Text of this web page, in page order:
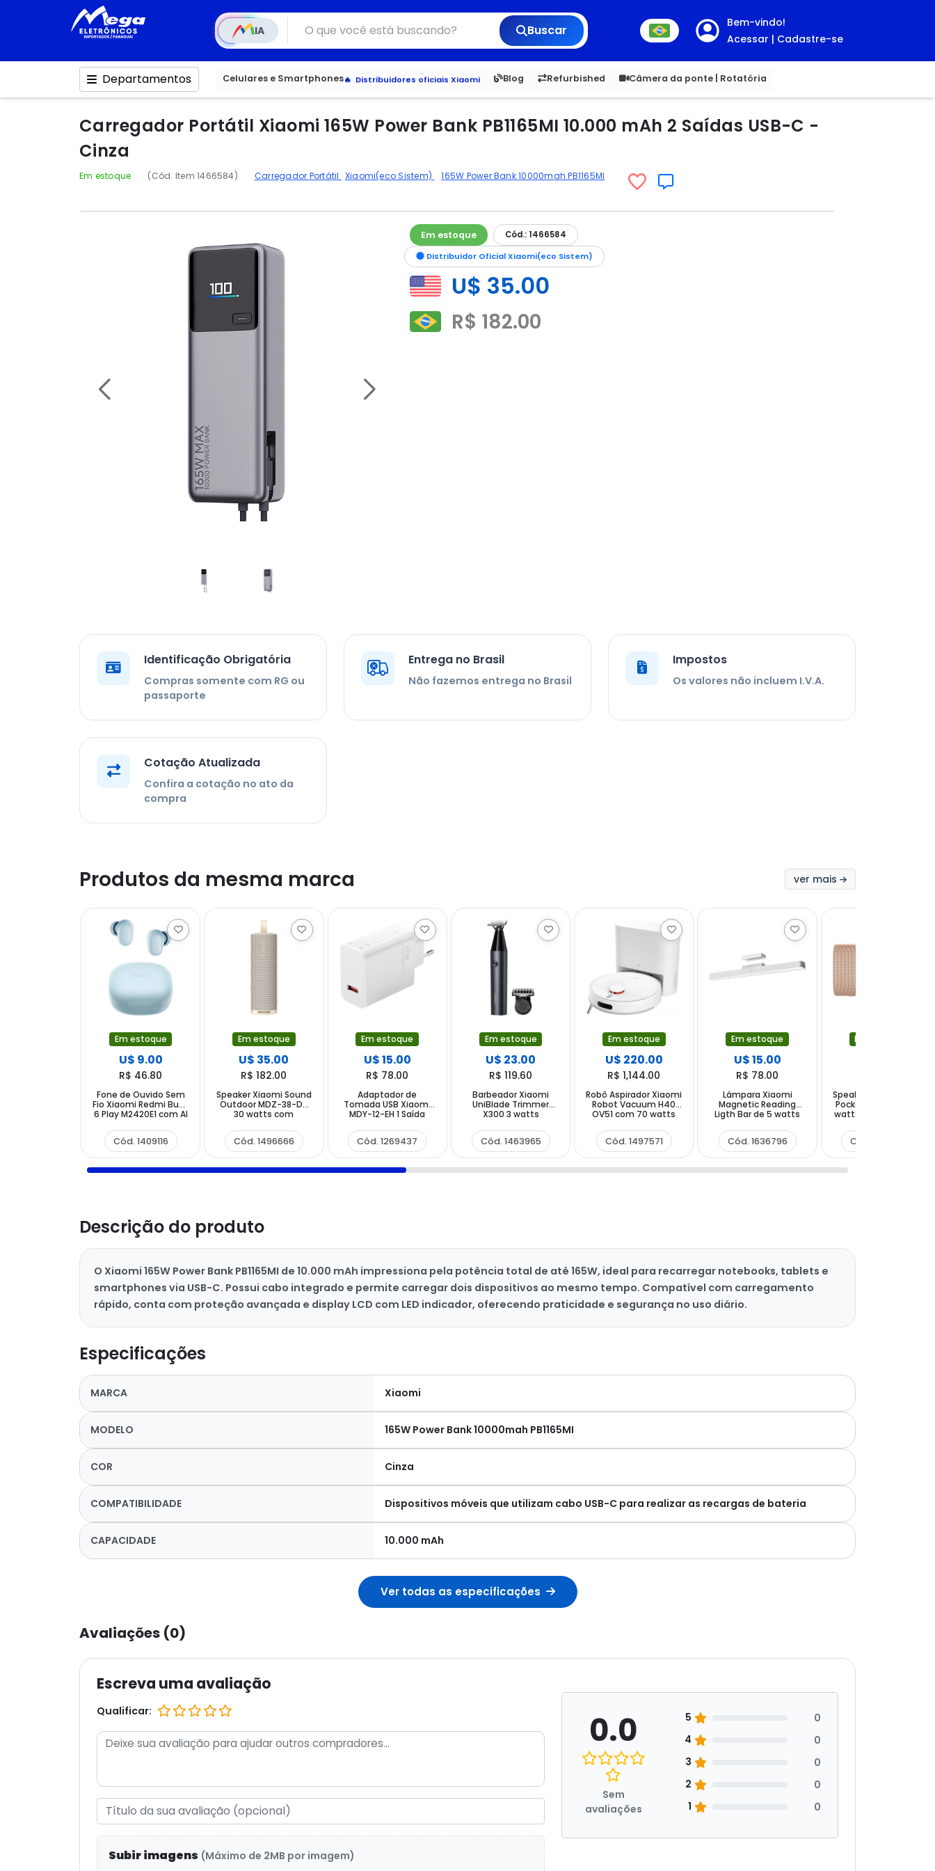
IA Buscar
Bem-vindo!
Acessar | Cadastre-se
Departamentos Celulares e Smartphones
Veja os Lançamentos
Distribuidores oficiais Xiaomi
Blog Refurbished Câmera da ponte | Rotatória
6,050 5.20 1,900 1.00
Carregador Portátil Xiaomi 165W Power Bank PB1165MI 10.000 mAh 2 Saídas USB-C -
Cinza
Em estoque (Cód. Item 1466584) Carregador Portátil Xiaomi(eco Sistem) 165W Power Bank 10000mah PB1165MI
Em estoque
Cód.: 1466584
Distribuidor Oficial Xiaomi(eco Sistem)
U$ 35.00
R$ 182.00
Identificação Obrigatória
Compras somente com RG ou
passaporte
Entrega no Brasil
Não fazemos entrega no Brasil
Impostos
Os valores não incluem I.V.A.
Cotação Atualizada
Confira a cotação no ato da
compra
Produtos da mesma marca ver mais
Em estoque
U$ 9.00
R$ 46.80
Fone de Ouvido Sem
Fio Xiaomi Redmi Buds
6 Play M2420E1 com AI
Cód. 1409116
Em estoque
U$ 35.00
R$ 182.00
Speaker Xiaomi Sound
Outdoor MDZ-38-DB
30 watts com
Cód. 1496666
Em estoque
U$ 15.00
R$ 78.00
Adaptador de
Tomada USB Xiaomi
MDY-12-EH 1 Saída
Cód. 1269437
Em estoque
U$ 23.00
R$ 119.60
Barbeador Xiaomi
UniBlade Trimmer
X300 3 watts
Cinza
Cód. 1463965
Em estoque
U$ 220.00
R$ 1,144.00
Robô Aspirador Xiaomi
Robot Vacuum H40
OV51 com 70 watts
- Branco
Cód. 1497571
Em estoque
U$ 15.00
R$ 78.00
Lámpara Xiaomi
Magnetic Reading
Ligth Bar de 5 watts
Branca
Cód. 1636796
Em estoque
Speaker Xiaomi Sound
Pocket MDZ-37-DB 5
watts com Bluetooth
Cód. 1496697
Descrição do produto
O Xiaomi 165W Power Bank PB1165MI de 10.000 mAh impressiona pela potência total de até 165W, ideal para recarregar notebooks, tablets e
smartphones via USB-C. Possui cabo integrado e permite carregar dois dispositivos ao mesmo tempo. Compatível com carregamento
rápido, conta com proteção avançada e display LCD com LED indicador, oferecendo praticidade e segurança no uso diário.
Especificações
MARCA Xiaomi
MODELO 165W Power Bank 10000mah PB1165MI
COR Cinza
COMPATIBILIDADE Dispositivos móveis que utilizam cabo USB-C para realizar as recargas de bateria
CAPACIDADE 10.000 mAh
Ver todas as especificações
Avaliações (0)
Escreva uma avaliação
Qualificar:
Subir imagens (Máximo de 2MB por imagem)
0.0
Sem
avaliações
5
0
4
0
3
0
2
0
1
0